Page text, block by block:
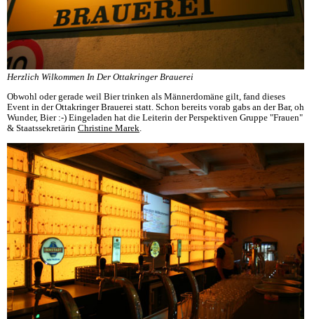
Herzlich Wilkommen In Der Ottakringer Brauerei
Obwohl oder gerade weil Bier trinken als Männerdomäne gilt, fand dieses
Event in der Ottakringer Brauerei statt. Schon bereits vorab gabs an der Bar, oh
Wunder, Bier :-) Eingeladen hat die Leiterin der Perspektiven Gruppe "Frauen"
& Staatssekretärin Christine Marek.